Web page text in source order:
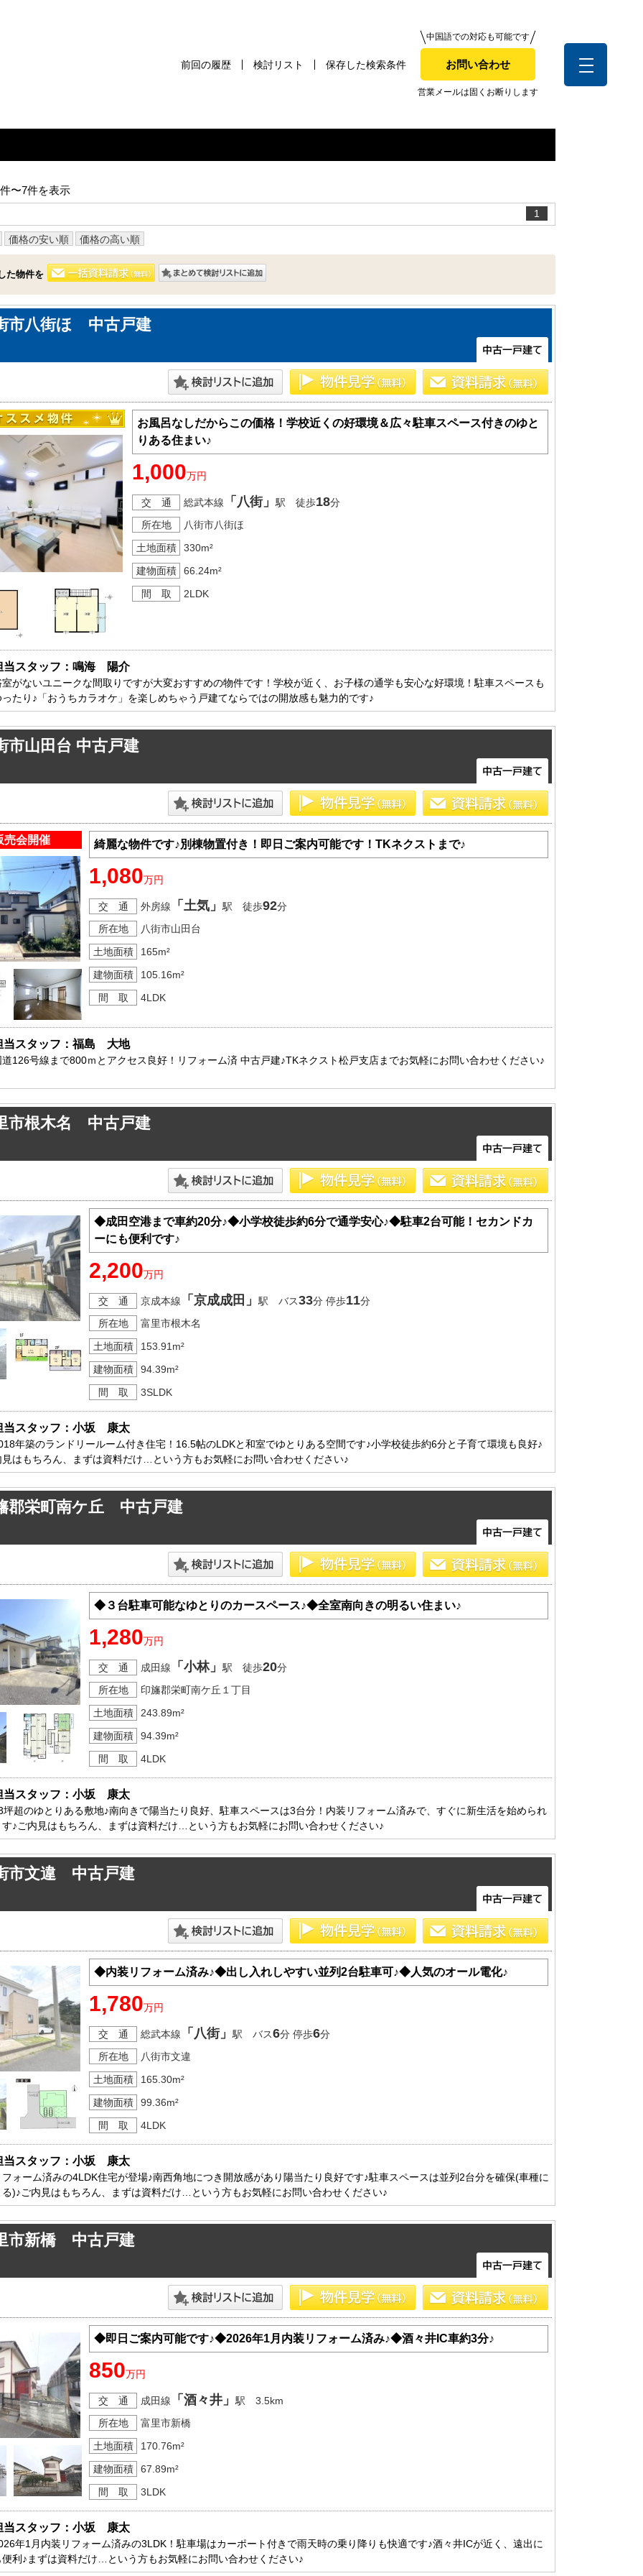
前回の履歴 検討リスト 保存した検索条件
中国語での対応も可能です
お問い合わせ
営業メールは固くお断りします
〜7件を表示
1
価格の安い順 価格の高い順
た物件を
市八街ほ 中古戸建
お風呂なしだからこの価格！学校近くの好環境＆広々駐車スペース付きのゆと
りある住まい♪
1,000万円
交 通 総武本線 「八街」駅 徒歩18分
所在地
八街市八街ほ
土地面積
330m²
建物面積
66.24m²
間 取
2LDK
当スタッフ：鳴海　陽介
室がないユニークな間取りですが大変おすすめの物件です！学校が近く、お子様の通学も安心な好環境！駐車スペースも
ったり♪「おうちカラオケ」を楽しめちゃう戸建てならではの開放感も魅力的です♪
市山田台 中古戸建
売会開催 綺麗な物件です♪別棟物置付き！即日ご案内可能です！TKネクストまで♪
1,080万円
交 通 外房線 「土気」駅 徒歩92分
所在地
八街市山田台
土地面積
165m²
建物面積
105.16m²
間 取
4LDK
当スタッフ：福島　大地
道126号線まで800ｍとアクセス良好！リフォーム済 中古戸建♪TKネクスト松戸支店までお気軽にお問い合わせください♪
市根木名 中古戸建
◆成田空港まで車約20分♪◆小学校徒歩約6分で通学安心♪◆駐車2台可能！セカンドカ
ーにも便利です♪
2,200万円
交 通 京成本線 「京成成田」駅 バス33分 停歩11分
所在地
富里市根木名
土地面積
153.91m²
建物面積
94.39m²
間 取
3SLDK
当スタッフ：小坂　康太
年築のランドリールーム付き住宅！16.5帖のLDKと和室でゆとりある空間です♪小学校徒歩約6分と子育て環境も良好♪
見はもちろん、まずは資料だけ…という方もお気軽にお問い合わせください♪
郡栄町南ケ丘 中古戸建
◆３台駐車可能なゆとりのカースペース♪◆全室南向きの明るい住まい♪
1,280万円
交 通 成田線 「小林」駅 徒歩20分
所在地
印旛郡栄町南ケ丘１丁目
土地面積
243.89m²
建物面積
94.39m²
間 取
4LDK
当スタッフ：小坂　康太
坪超のゆとりある敷地♪南向きで陽当たり良好、駐車スペースは3台分！内装リフォーム済みで、すぐに新生活を始められ
す♪ご内見はもちろん、まずは資料だけ…という方もお気軽にお問い合わせください♪
市文違 中古戸建
◆内装リフォーム済み♪◆出し入れしやすい並列2台駐車可♪◆人気のオール電化♪
1,780万円
交 通 総武本線 「八街」駅 バス6分 停歩6分
所在地
八街市文違
土地面積
165.30m²
建物面積
99.36m²
間 取
4LDK
当スタッフ：小坂　康太
フォーム済みの4LDK住宅が登場♪南西角地につき開放感があり陽当たり良好です♪駐車スペースは並列2台分を確保(車種に
る)♪ご内見はもちろん、まずは資料だけ…という方もお気軽にお問い合わせください♪
市新橋 中古戸建
◆即日ご案内可能です♪◆2026年1月内装リフォーム済み♪◆酒々井IC車約3分♪
850万円
交 通 成田線 「酒々井」駅 3.5km
所在地
富里市新橋
土地面積
170.76m²
建物面積
67.89m²
間 取
3LDK
当スタッフ：小坂　康太
年1月内装リフォーム済みの3LDK！駐車場はカーポート付きで雨天時の乗り降りも快適です♪酒々井ICが近く、遠出に
便利♪まずは資料だけ…という方もお気軽にお問い合わせください♪
中国語での対応も可能です
お問い合わせ
スタッフ紹介
松戸支店
成田支店
東京支店
神奈川支店
沖縄支店
サイトマップ
プライバシーポリシー
お客様の声
す
マンション
エリアから探す
路線から探す
エリア
エリアの中古一戸建
エリアのマンション
エリアの土地
四街道･佐倉･八千代方面エリアのマンション
四街道･佐倉･八千代方面エリアの土地
船橋･市川･浦安方面エリアのマンション
中古一戸建
内房エリア
内房エリアの中古一戸建
内房エリアのマンション
内房エリアの土地
東京全域エリアの新築一戸建
東京全域エリアの中古一戸建
東京全域エリアのマンション
東京全域エリアの土地
ア
の新築一戸建
アの中古一戸建
アのマンション
の土地